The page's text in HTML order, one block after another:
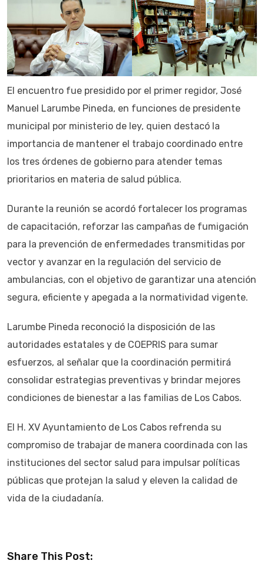
El encuentro fue presidido por el primer regidor, José
Manuel Larumbe Pineda, en funciones de presidente
municipal por ministerio de ley, quien destacó la
importancia de mantener el trabajo coordinado entre
los tres órdenes de gobierno para atender temas
prioritarios en materia de salud pública.
Durante la reunión se acordó fortalecer los programas
de capacitación, reforzar las campañas de fumigación
para la prevención de enfermedades transmitidas por
vector y avanzar en la regulación del servicio de
ambulancias, con el objetivo de garantizar una atención
segura, eficiente y apegada a la normatividad vigente.
Larumbe Pineda reconoció la disposición de las
autoridades estatales y de COEPRIS para sumar
esfuerzos, al señalar que la coordinación permitirá
consolidar estrategias preventivas y brindar mejores
condiciones de bienestar a las familias de Los Cabos.
El H. XV Ayuntamiento de Los Cabos refrenda su
compromiso de trabajar de manera coordinada con las
instituciones del sector salud para impulsar políticas
públicas que protejan la salud y eleven la calidad de
vida de la ciudadanía.
Share This Post: